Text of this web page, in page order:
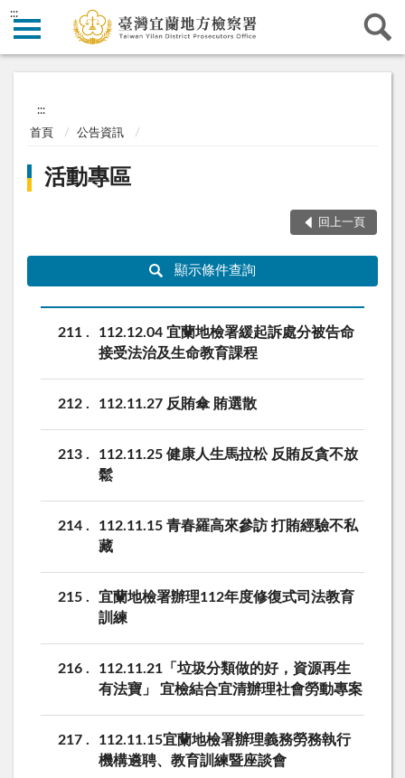
:::
:::
首頁 公告資訊
活動專區
回上一頁
顯示條件查詢
211
112.12.04 宜蘭地檢署緩起訴處分被告命
接受法治及生命教育課程
212 112.11.27 反賄傘 賄選散
213
112.11.25 健康人生馬拉松 反賄反貪不放
鬆
214
112.11.15 青春羅高來參訪 打賄經驗不私
藏
215
宜蘭地檢署辦理112年度修復式司法教育
訓練
216
112.11.21「垃圾分類做的好，資源再生
有法寶」 宜檢結合宜清辦理社會勞動專案
217
112.11.15宜蘭地檢署辦理義務勞務執行
機構遴聘、教育訓練暨座談會